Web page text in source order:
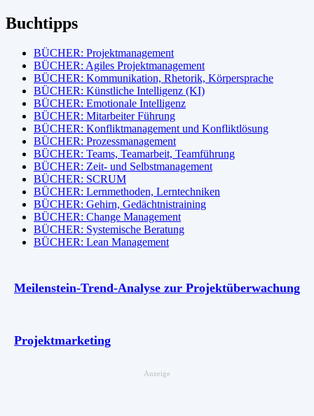
Buchtipps
BÜCHER: Projektmanagement
BÜCHER: Agiles Projektmanagement
BÜCHER: Kommunikation, Rhetorik, Körpersprache
BÜCHER: Künstliche Intelligenz (KI)
BÜCHER: Emotionale Intelligenz
BÜCHER: Mitarbeiter Führung
BÜCHER: Konfliktmanagement und Konfliktlösung
BÜCHER: Prozessmanagement
BÜCHER: Teams, Teamarbeit, Teamführung
BÜCHER: Zeit- und Selbstmanagement
BÜCHER: SCRUM
BÜCHER: Lernmethoden, Lerntechniken
BÜCHER: Gehirn, Gedächtnistraining
BÜCHER: Change Management
BÜCHER: Systemische Beratung
BÜCHER: Lean Management
Meilenstein-Trend-Analyse zur Projektüberwachung
Projektmarketing
Anzeige